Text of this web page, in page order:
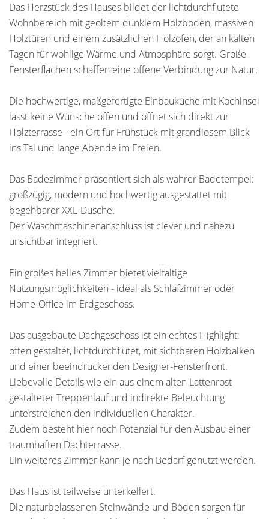
Das Herzstück des Hauses bildet der lichtdurchflutete
Wohnbereich mit geöltem dunklem Holzboden, massiven
Holztüren und einem zusätzlichen Holzofen, der an kalten
Tagen für wohlige Wärme und Atmosphäre sorgt. Große
Fensterflächen schaffen eine offene Verbindung zur Natur.
Die hochwertige, maßgefertigte Einbauküche mit Kochinsel
lässt keine Wünsche offen und öffnet sich direkt zur
Holzterrasse - ein Ort für Frühstück mit grandiosem Blick
ins Tal und lange Abende im Freien.
Das Badezimmer präsentiert sich als wahrer Badetempel:
großzügig, modern und hochwertig ausgestattet mit
begehbarer XXL-Dusche.
Der Waschmaschinenanschluss ist clever und nahezu
unsichtbar integriert.
Ein großes helles Zimmer bietet vielfältige
Nutzungsmöglichkeiten - ideal als Schlafzimmer oder
Home-Office im Erdgeschoss.
Das ausgebaute Dachgeschoss ist ein echtes Highlight:
offen gestaltet, lichtdurchflutet, mit sichtbaren Holzbalken
und einer beeindruckenden Designer-Fensterfront.
Liebevolle Details wie ein aus einem alten Lattenrost
gestalteter Treppenlauf und indirekte Beleuchtung
unterstreichen den individuellen Charakter.
Zudem besteht hier noch Potenzial für den Ausbau einer
traumhaften Dachterrasse.
Ein weiteres Zimmer kann je nach Bedarf genutzt werden.
Das Haus ist teilweise unterkellert.
Die naturbelassenen Steinwände und Böden sorgen für